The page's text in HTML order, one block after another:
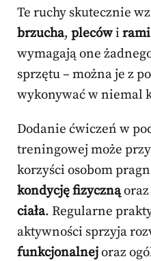
Te ruchy skutecznie
brzucha, plecówi
wymagają one
sprzętu – można je z
wykonywać w niemal
Dodanie ćwiczeń w
treningowej może
korzyści osobom
kondycję fizycznąoraz
ciała. Regularne
aktywności sprzyja
funkcjonalnejoraz